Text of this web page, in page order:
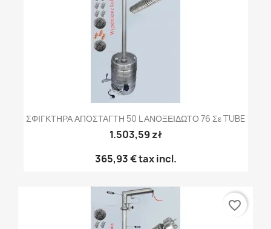
ΣΦΙΓΚΤΗΡΑ ΑΠΟΣΤΑΓΤΗ 50 L ΑΝΟΞΕΙΔΩΤΟ 76 Σε TUBE
1.503,59 zł
365,93 €tax incl.
favorite_border